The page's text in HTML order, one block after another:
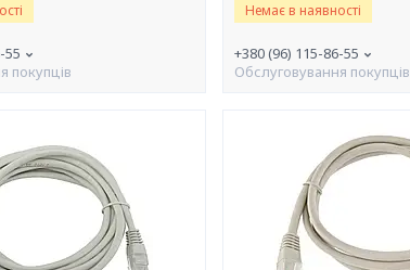
55
покупців
Немає в наявності
+380 (96) 115-86-55
Обслуговування покупців